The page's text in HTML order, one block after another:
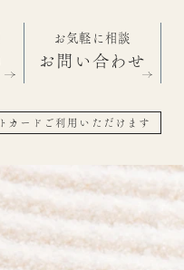
お気軽に相談
お問い合わせ
カードご利用いただけます